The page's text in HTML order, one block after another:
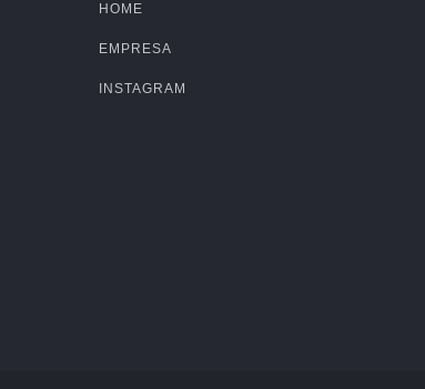
HOME
EMPRESA
INSTAGRAM